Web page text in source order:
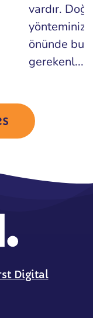
vardır.
yönteminizi
önünde
gerekenl...
Digital